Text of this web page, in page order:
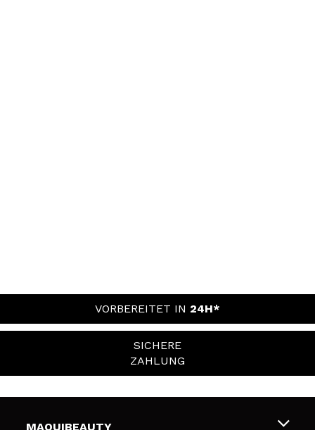
VORBEREITET IN 24H*
SICHERE
ZAHLUNG
MAQUIBEAUTY